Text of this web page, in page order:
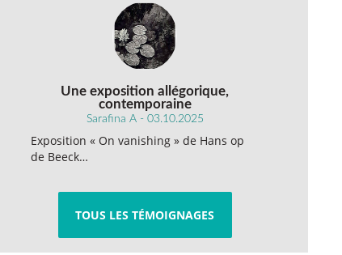
Une exposition allégorique,
contemporaine
Sarafina A - 03.10.2025
Exposition « On vanishing » de Hans op
de Beeck…
TOUS LES TÉMOIGNAGES